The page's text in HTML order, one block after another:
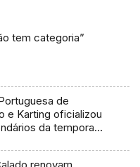
tem categoria”
de
e Karting oficializou
da temporada